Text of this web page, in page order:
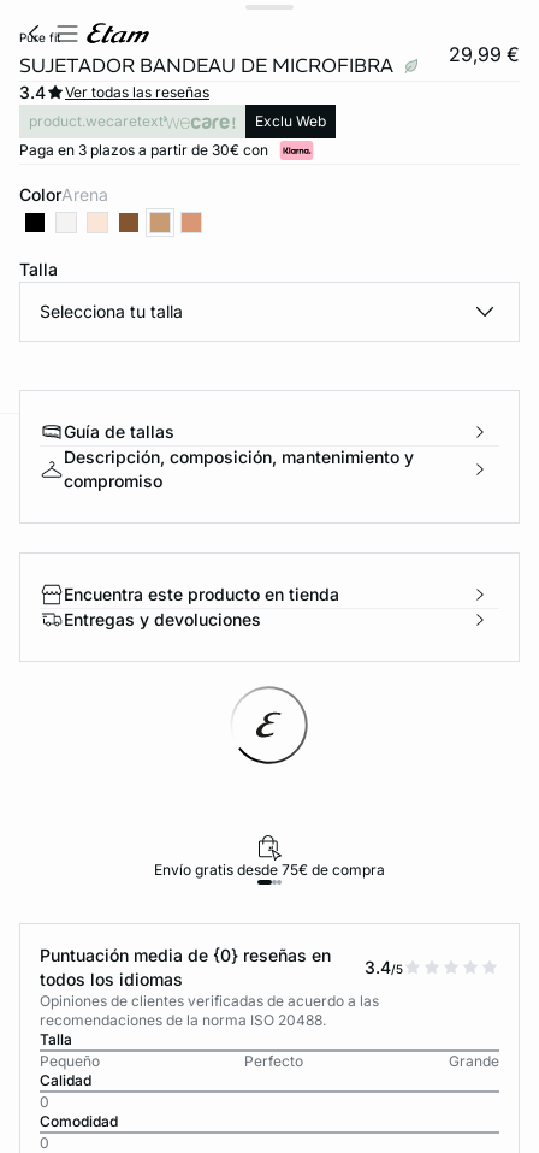
pure fit
SUJETADOR BANDEAU DE MICROFIBRA 29,99 €
3.4
Ver todas las reseñas
product.wecaretext
Exclu Web
Paga en 3 plazos a partir de 30€ con
Color arena
Talla
Selecciona tu talla
Guía de tallas
Descripción, composición, mantenimiento y
compromiso
Encuentra este producto en tienda
Entregas y devoluciones
Envío gratis desde 75€ de compra
Puntuación media de {0} reseñas en
todos los idiomas
3.4/5
Opiniones de clientes verificadas de acuerdo a las
recomendaciones de la norma ISO 20488.
Talla
Pequeño
Perfecto
Grande
Calidad
0
Comodidad
0